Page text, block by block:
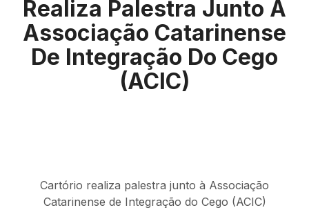
Realiza Palestra Junto À
Associação Catarinense
De Integração Do Cego
(ACIC)
Cartório realiza palestra junto à Associação
Catarinense de Integração do Cego (ACIC)